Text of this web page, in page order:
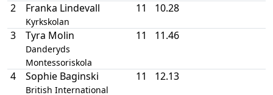
2 Franka Lindevall
Kyrkskolan
11 10.28
3 Tyra Molin
Danderyds
Montessoriskola
11 11.46
4 Sophie Baginski
British International
11 12.13